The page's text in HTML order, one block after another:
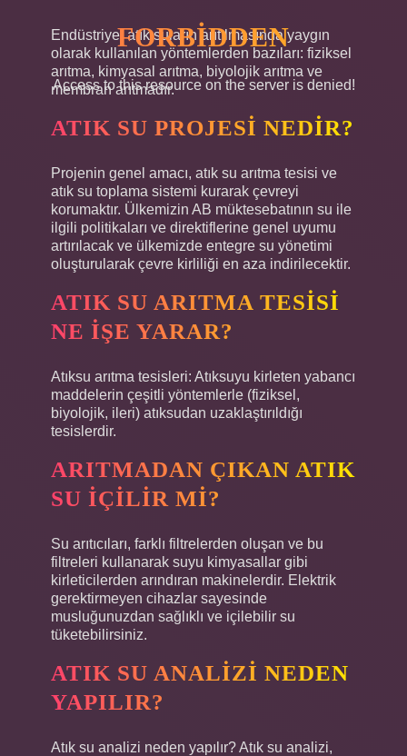
Endüstriyel atık suların arıtılmasında yaygın
olarak kullanılan yöntemlerden bazıları: fiziksel
arıtma, kimyasal arıtma, biyolojik arıtma ve
membran arıtmadır.
ATIK SU PROJESI NEDIR?
Projenin genel amacı, atık su arıtma tesisi ve
atık su toplama sistemi kurarak çevreyi
korumaktır. Ülkemizin AB müktesebatının su ile
ilgili politikaları ve direktiflerine genel uyumu
artırılacak ve ülkemizde entegre su yönetimi
oluşturularak çevre kirliliği en aza indirilecektir.
ATIK SU ARITMA TESISI
NE IŞE YARAR?
Atıksu arıtma tesisleri: Atıksuyu kirleten yabancı
maddelerin çeşitli yöntemlerle (fiziksel,
biyolojik, ileri) atıksudan uzaklaştırıldığı
tesislerdir.
ARITMADAN ÇIKAN ATIK
SU IÇILIR MI?
Su arıtıcıları, farklı filtrelerden oluşan ve bu
filtreleri kullanarak suyu kimyasallar gibi
kirleticilerden arındıran makinelerdir. Elektrik
gerektirmeyen cihazlar sayesinde
musluğunuzdan sağlıklı ve içilebilir su
tüketebilirsiniz.
ATIK SU ANALIZI NEDEN
YAPILIR?
Atık su analizi neden yapılır? Atık su analizi,
FORBIDDEN
Access to this resource on the server is denied!